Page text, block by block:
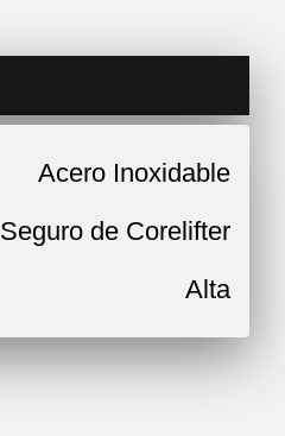
Acero Inoxidable
Seguro de Corelifter
Alta